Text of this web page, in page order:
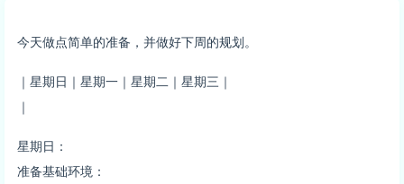
今天做点简单的准备，并做好下周的规划。
｜星期日｜星期一｜星期二｜星期三｜
｜
星期日：
准备基础环境：